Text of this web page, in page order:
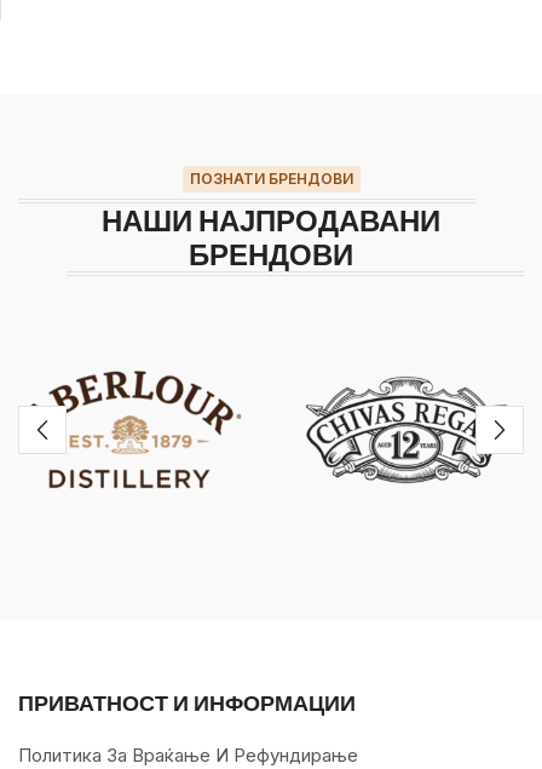
ПОЗНАТИ БРЕНДОВИ
НАШИ НАЈПРОДАВАНИ
БРЕНДОВИ
ПРИВАТНОСТ И ИНФОРМАЦИИ
Политика За Враќање И Рефундирање